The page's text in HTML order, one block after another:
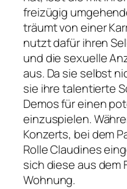
freizügig
träumt von einer
nutzt dafür ihren
und die sexuelle
aus. Da sie selbst
sie ihre talentierte
Demos für einen
einzuspielen.
Konzerts, bei dem
Rolle Claudines
sich diese aus dem
Wohnung.